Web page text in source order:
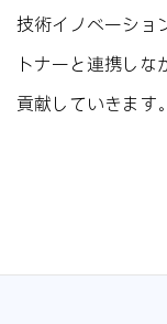
技術イノベーショ
トナーと連携し
貢献していきます。